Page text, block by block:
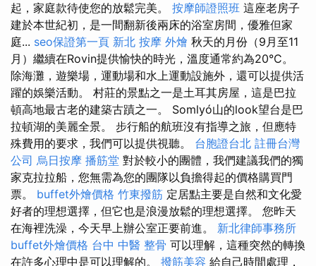
起，家庭款待使您的放鬆完美。 按摩師證照班 這座老房子
建於本世紀初，是一間翻新後兩床的浴室房間，優雅但家
庭... seo保證第一頁 新北 按摩 外燴 秋天的月份（9月至11
月）繼續在Rovin提供愉快的時光，溫度通常約為20°C。
除海灘，遊樂場，運動場和水上運動設施外，還可以提供活
躍的娛樂活動。 村莊的景點之一是土耳其房屋，這是巴拉
頓高地最古老的建築古蹟之一。 Somlyó山的look望台是巴
拉頓湖的美麗全景。 步行船的航班沒有指導之旅，但應特
殊費用的要求，我們可以提供視聽。 台胞證台北 註冊台灣
公司 烏日按摩 播筋堂 對於較小的團體，我們建議我們的獨
家克拉拉船，您無需為您的團隊以負擔得起的價格購買門
票。 buffet外燴價格 竹東撥筋 定居點主要是自然和文化愛
好者的理想選擇，但它也是浪漫放鬆的理想選擇。 您昨天
在海裡洗澡，今天早上辦公室正要前進。 新北律師事務所
buffet外燴價格 台中 中醫 整骨 可以理解，這種突然的轉換
在許多心理中是可以理解的。 撥筋美容 給自己時間處理，